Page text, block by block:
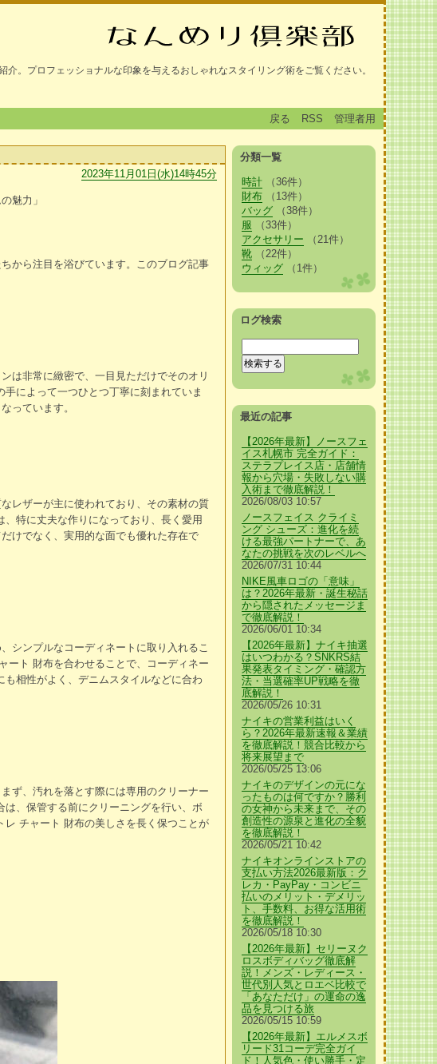
。プロフェッショナルな印象を与えるおしゃれなスタイリング術をご覧ください。
戻る RSS 管理者用
2023年11月01日(水)14時45分
魅力」
から注目を浴びています。このブログ記事
は非常に緻密で、一目見ただけでそのオリ
によって一つひとつ丁寧に刻まれていま
っています。
レザーが主に使われており、その素材の質
特に丈夫な作りになっており、長く愛用
けでなく、実用的な面でも優れた存在で
シンプルなコーディネートに取り入れるこ
ート 財布を合わせることで、コーディネー
相性がよく、デニムスタイルなどに合わ
ず、汚れを落とす際には専用のクリーナー
、保管する前にクリーニングを行い、ボ
チャート 財布の美しさを長く保つことが
分類一覧
時計（36件）
財布（13件）
バッグ（38件）
服 （33件）
アクセサリー （21件）
靴（22件）
ウィッグ（1件）
ログ検索
最近の記事
【2026年最新】ノースフェ
イス札幌市 完全ガイド：
ステラプレイス店・店舗情
報から穴場・失敗しない購
入術まで徹底解説！
2026/08/03 10:57
ノースフェイス クライミ
ング シューズ：進化を続
ける最強パートナーで、あ
なたの挑戦を次のレベルへ
2026/07/31 10:44
NIKE風車ロゴの「意味」
は？2026年最新・誕生秘話
から隠されたメッセージま
で徹底解説！
2026/06/01 10:34
【2026年最新】ナイキ抽選
はいつわかる？SNKRS結
果発表タイミング・確認方
法・当選確率UP戦略を徹
底解説！
2026/05/26 10:31
ナイキの営業利益はいく
ら？2026年最新速報＆業績
を徹底解説！競合比較から
将来展望まで
2026/05/25 13:06
ナイキのデザインの元にな
ったものは何ですか？勝利
の女神から未来まで、その
創造性の源泉と進化の全貌
を徹底解説！
2026/05/21 10:42
ナイキオンラインストアの
支払い方法2026最新版：ク
レカ・PayPay・コンビニ
払いのメリット・デメリッ
ト、手数料、お得な活用術
を徹底解説！
2026/05/18 10:30
【2026年最新】セリーヌク
ロスボディバッグ徹底解
説！メンズ・レディース・
世代別人気とロエベ比較で
「あなただけ」の運命の逸
品を見つける旅
2026/05/15 10:59
【2026年最新】エルメスボ
リード31コーデ完全ガイ
ド！人気色・使い勝手・定